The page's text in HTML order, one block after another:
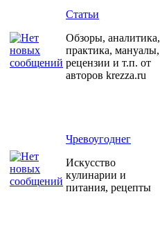
Статьи
Обзоры, аналитика,
практика, мануалы,
рецензии и т.п. от
авторов krezza.ru
Чревоугоднег
Искусство
кулинарии и
питания, рецепты